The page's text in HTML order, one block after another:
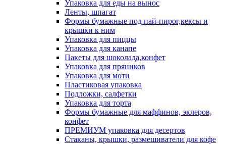
Упаковка для еды на вынос
Ленты, шпагат
Формы бумажные под пай-пирог,кексы и
крышки к ним
Упаковка для пиццы
Упаковка для канапе
Пакеты для шоколада,конфет
Упаковка для пряников
Упаковка для моти
Пластиковая упаковка
Подложки, салфетки
Упаковка для торта
Формы бумажные для маффинов, эклеров,
конфет
ПРЕМИУМ упаковка для десертов
Стаканы, крышки, размешиватели для кофе